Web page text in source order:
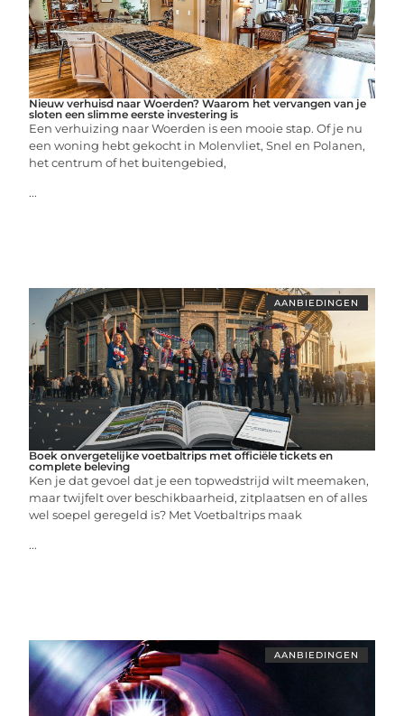
Nieuw verhuisd naar Woerden? Waarom het vervangen van je
sloten een slimme eerste investering is
Een verhuizing naar Woerden is een mooie stap. Of je nu
een woning hebt gekocht in Molenvliet, Snel en Polanen,
het centrum of het buitengebied,
...
AANBIEDINGEN
Boek onvergetelijke voetbaltrips met officiële tickets en
complete beleving
Ken je dat gevoel dat je een topwedstrijd wilt meemaken,
maar twijfelt over beschikbaarheid, zitplaatsen en of alles
wel soepel geregeld is? Met Voetbaltrips maak
...
AANBIEDINGEN